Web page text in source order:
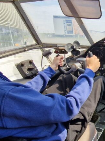
Urząd Miasta
PTE
Dziennik Elektroniczny
Deklaracja dostępności
Kontakt
Facebook
Youtube
Instagram